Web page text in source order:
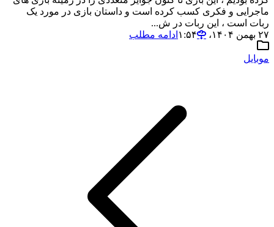
ماجرایی و فکری کسب کرده است و داستان بازی در مورد یک
ربات است ، این ربات در ش...
۲۷ بهمن ۱۴۰۴،‏ ۱:۵۴
ادامه مطلب
موبایل